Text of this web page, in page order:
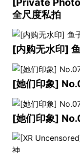
[Private
全尺度私拍
[内购无水印]
[她们印象]
[她们印象]